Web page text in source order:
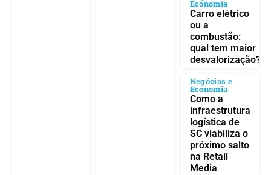
Economia
Carro elétrico
ou a
combustão:
qual tem maior
desvalorização?
Negócios e
Economia
Como a
infraestrutura
logística de
SC viabiliza o
próximo salto
na Retail
Media